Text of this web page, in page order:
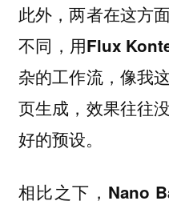
此外，两者在这方
不同， 用Flux
杂的工作流，像我
页生成，效果往往
好的预设。
相比之下， Nano